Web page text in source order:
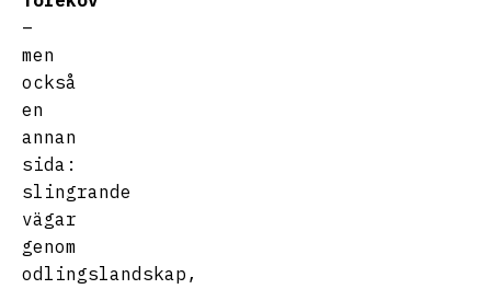
–
men
också
en
annan
sida:
slingrande
vägar
genom
odlingslandskap,